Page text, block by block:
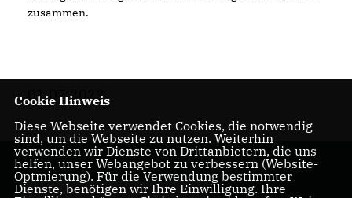
zusammen.
01.07.2023
Cookie Hinweis
Diese Webseite verwendet Cookies, die notwendig
sind, um die Webseite zu nutzen. Weiterhin
verwenden wir Dienste von Drittanbietern, die uns
helfen, unser Webangebot zu verbessern (Website-
Optmierung). Für die Verwendung bestimmter
Dienste, benötigen wir Ihre Einwilligung. Ihre